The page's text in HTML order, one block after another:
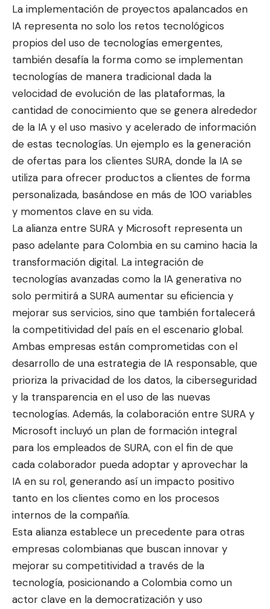
La implementación de proyectos apalancados en
IA representa no solo los retos tecnológicos
propios del uso de tecnologías emergentes,
también desafía la forma como se implementan
tecnologías de manera tradicional dada la
velocidad de evolución de las plataformas, la
cantidad de conocimiento que se genera alrededor
de la IA y el uso masivo y acelerado de información
de estas tecnologías. Un ejemplo es la generación
de ofertas para los clientes SURA, donde la IA se
utiliza para ofrecer productos a clientes de forma
personalizada, basándose en más de 100 variables
y momentos clave en su vida.
La alianza entre SURA y Microsoft representa un
paso adelante para Colombia en su camino hacia la
transformación digital. La integración de
tecnologías avanzadas como la IA generativa no
solo permitirá a SURA aumentar su eficiencia y
mejorar sus servicios, sino que también fortalecerá
la competitividad del país en el escenario global.
Ambas empresas están comprometidas con el
desarrollo de una estrategia de IA responsable, que
prioriza la privacidad de los datos, la ciberseguridad
y la transparencia en el uso de las nuevas
tecnologías. Además, la colaboración entre SURA y
Microsoft incluyó un plan de formación integral
para los empleados de SURA, con el fin de que
cada colaborador pueda adoptar y aprovechar la
IA en su rol, generando así un impacto positivo
tanto en los clientes como en los procesos
internos de la compañía.
Esta alianza establece un precedente para otras
empresas colombianas que buscan innovar y
mejorar su competitividad a través de la
tecnología, posicionando a Colombia como un
actor clave en la democratización y uso